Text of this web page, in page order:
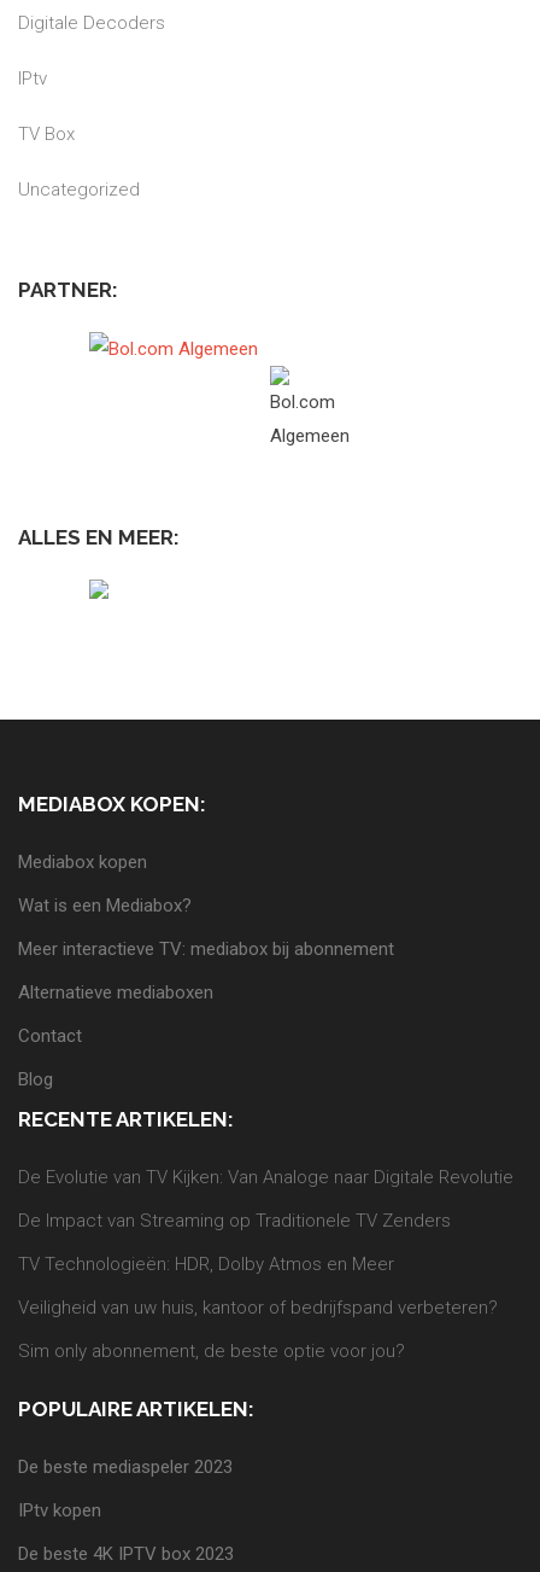
Digitale Decoders
IPtv
TV Box
Uncategorized
PARTNER:
ALLES EN MEER:
MEDIABOX KOPEN:
Mediabox kopen
Wat is een Mediabox?
Meer interactieve TV: mediabox bij abonnement
Alternatieve mediaboxen
Contact
Blog
RECENTE ARTIKELEN:
De Evolutie van TV Kijken: Van Analoge naar Digitale Revolutie
De Impact van Streaming op Traditionele TV Zenders
TV Technologieën: HDR, Dolby Atmos en Meer
Veiligheid van uw huis, kantoor of bedrijfspand verbeteren?
Sim only abonnement, de beste optie voor jou?
POPULAIRE ARTIKELEN:
De beste mediaspeler 2023
IPtv kopen
De beste 4K IPTV box 2023